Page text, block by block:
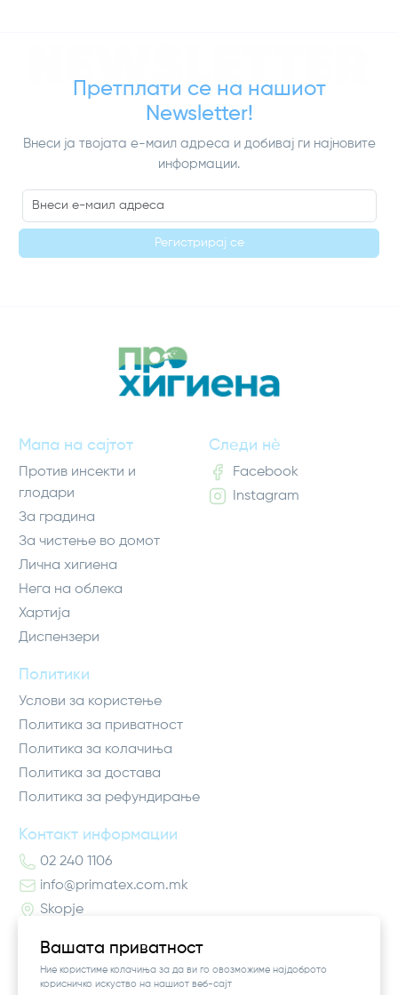
Вашата приватност
Ние користиме колачиња за да ви го овозможиме најдоброто
корисничко искуство на нашиот веб-сајт
NEWSLETTER
Претплати се на нашиот
Newsletter!
Внеси ја твојата е-маил адреса и добивај ги најновите
информации.
Регистрирај се
Мапа на сајтот
Против инсекти и
глодари
За градина
За чистење во домот
Лична хигиена
Нега на облека
Хартија
Диспензери
Политики
Услови за користење
Политика за приватност
Политика за колачиња
Политика за достава
Политика за рефундирање
Контакт информации
02 240 1106
info@primatex.com.mk
Skopje
Следи нè
Facebook
Instagram